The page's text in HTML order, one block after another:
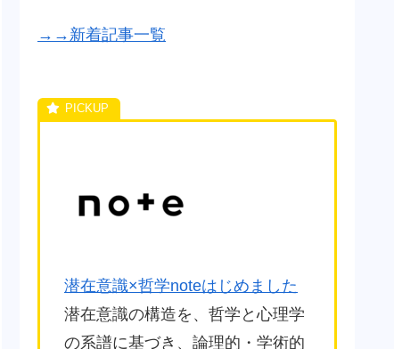
→→新着記事一覧
潜在意識×哲学noteはじめました
潜在意識の構造を、哲学と心理学
の系譜に基づき、論理的・学術的